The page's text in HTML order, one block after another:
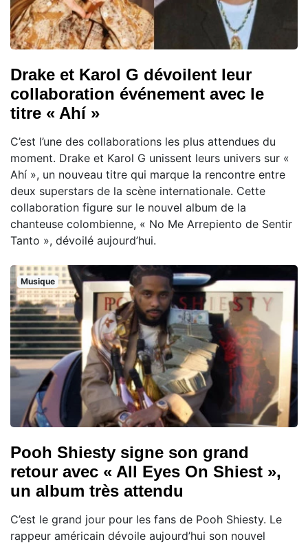
Drake et Karol G dévoilent leur
collaboration événement avec le
titre « Ahí »
C’est l’une des collaborations les plus attendues du
moment. Drake et Karol G unissent leurs univers sur «
Ahí », un nouveau titre qui marque la rencontre entre
deux superstars de la scène internationale. Cette
collaboration figure sur le nouvel album de la
chanteuse colombienne, « No Me Arrepiento de Sentir
Tanto », dévoilé aujourd’hui.
Musique
Pooh Shiesty signe son grand
retour avec « All Eyes On Shiest »,
un album très attendu
C’est le grand jour pour les fans de Pooh Shiesty. Le
rappeur américain dévoile aujourd’hui son nouvel